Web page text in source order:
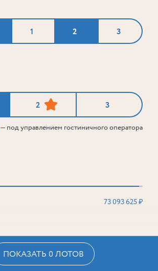
1 2 3
2 3
— под управлением гостиничного оператора
73 093 625 ₽
ПОКАЗАТЬ 0 ЛОТОВ